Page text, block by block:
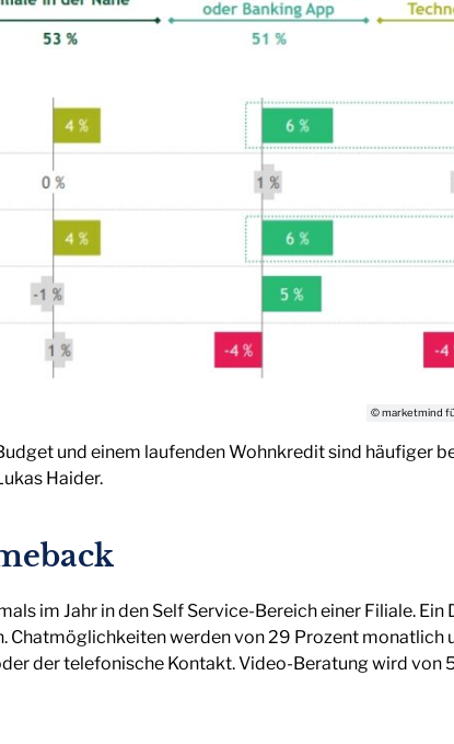
© marketmind
und einem laufenden Wohnkredit sind häufiger
Haider.
im Jahr in den Self Service-Bereich einer Filiale.
Chatmöglichkeiten werden von 29 Prozent monatlich
der telefonische Kontakt. Video-Beratung wird von